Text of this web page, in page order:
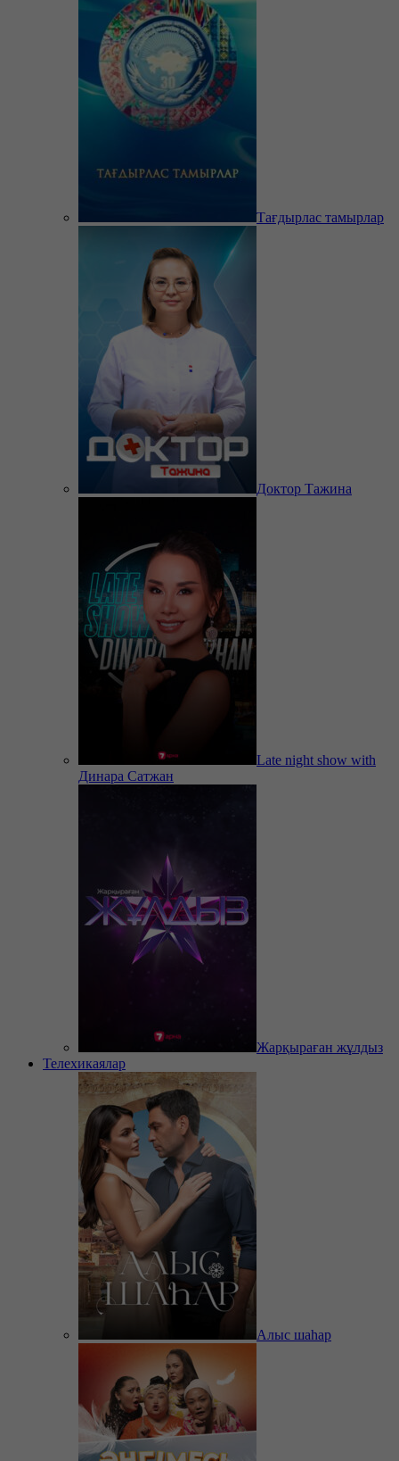
Тағдырлас тамырлар
Доктор Тажина
Late night show with
Динара Сатжан
Жарқыраған жұлдыз
Телехикаялар
Алыс шаһар